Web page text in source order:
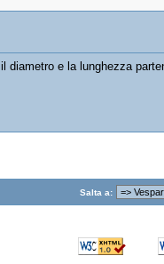
e la lunghezza
Salta a: